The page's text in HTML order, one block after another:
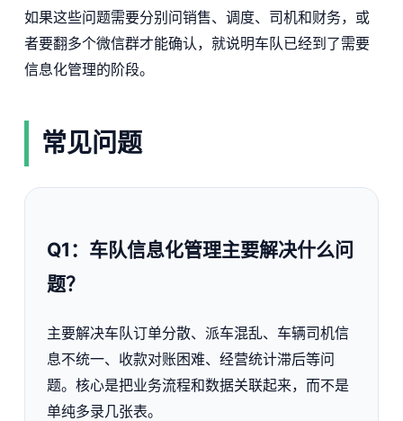
如果这些问题需要分别问销售、调度、司机和财务，或
者要翻多个微信群才能确认，就说明车队已经到了需要
信息化管理的阶段。
常见问题
Q1：车队信息化管理主要解决什么问
题？
主要解决车队订单分散、派车混乱、车辆司机信
息不统一、收款对账困难、经营统计滞后等问
题。核心是把业务流程和数据关联起来，而不是
单纯多录几张表。